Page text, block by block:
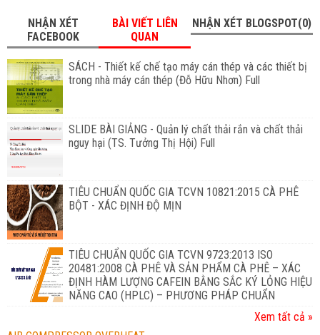
NHẬN XÉT
FACEBOOK
BÀI VIẾT LIÊN
QUAN
NHẬN XÉT BLOGSPOT(0)
SÁCH - Thiết kế chế tạo máy cán thép và các thiết bị
trong nhà máy cán thép (Đỗ Hữu Nhơn) Full
SLIDE BÀI GIẢNG - Quản lý chất thải rắn và chất thải
nguy hại (TS. Tưởng Thị Hội) Full
TIÊU CHUẨN QUỐC GIA TCVN 10821:2015 CÀ PHÊ
BỘT - XÁC ĐỊNH ĐỘ MỊN
TIÊU CHUẨN QUỐC GIA TCVN 9723:2013 ISO
20481:2008 CÀ PHÊ VÀ SẢN PHẨM CÀ PHÊ – XÁC
ĐỊNH HÀM LƯỢNG CAFEIN BẰNG SẮC KÝ LỎNG HIỆU
NĂNG CAO (HPLC) – PHƯƠNG PHÁP CHUẨN
Xem tất cả »